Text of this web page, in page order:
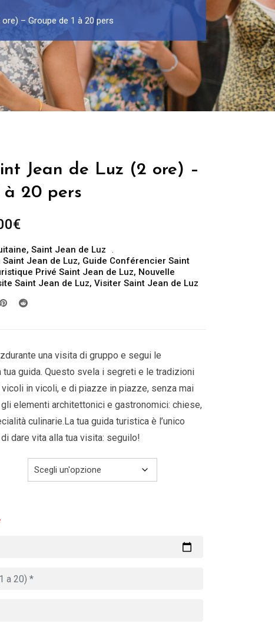
– Groupe de 1 à 20 pers
Jean de Luz (2 ore) –
à 20 pers
€Fascia
prezzo:
da
199.00€
a
, Saint Jean de Luz
Saint Jean de Luz, Guide Conférencier Saint
Privé Saint Jean de Luz, Nouvelle
Saint Jean de Luz, Visiter Saint Jean de Luz
una visita di gruppo e segui le
guida. Questo svela i segreti e le tradizioni
in vicoli, e di piazze in piazze, senza mai
elementi architettonici e gastronomici: chiese,
culinarie.La tua guida turistica è l’unico
dare vita alla tua visita: seguilo!